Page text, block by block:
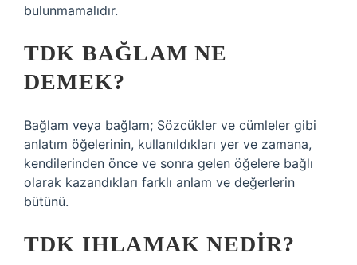
bulunmamalıdır.
TDK BAĞLAM NE
DEMEK?
Bağlam veya bağlam; Sözcükler ve cümleler gibi
anlatım öğelerinin, kullanıldıkları yer ve zamana,
kendilerinden önce ve sonra gelen öğelere bağlı
olarak kazandıkları farklı anlam ve değerlerin
bütünü.
TDK IHLAMAK NEDIR?